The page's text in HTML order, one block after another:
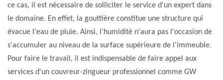
ce cas, il est nécessaire de solliciter le service d'un expert dans
le domaine. En effet, la gouttière constitue une structure qui
évacue l'eau de pluie. Ainsi, l'humidité n'aura pas l'occasion de
s'accumuler au niveau de la surface supérieure de l'immeuble.
Pour faire le travail, il est indispensable de faire appel aux
services d'un couvreur-zingueur professionnel comme GW